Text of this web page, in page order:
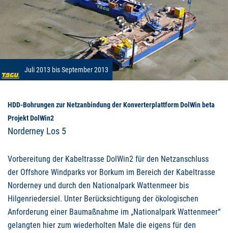
HDD-Bohrungen zur Netzanbindung der Konverterplattform DolWin beta
Projekt DolWin2
Norderney Los 5
Vorbereitung der Kabeltrasse DolWin2 für den Netzanschluss
der Offshore Windparks vor Borkum im Bereich der Kabeltrasse
Norderney und durch den Nationalpark Wattenmeer bis
Hilgenriedersiel. Unter Berücksichtigung der ökologischen
Anforderung einer Baumaßnahme im „Nationalpark Wattenmeer“
gelangten hier zum wiederholten Male die eigens für den
Juli 2013 bis September 2013